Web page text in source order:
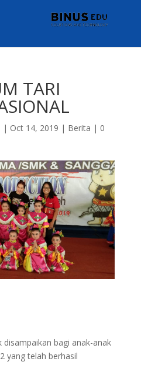
TARI
| Oct 14, 2019 | Berita | 0
bagi anak-anak
yang telah berhasil